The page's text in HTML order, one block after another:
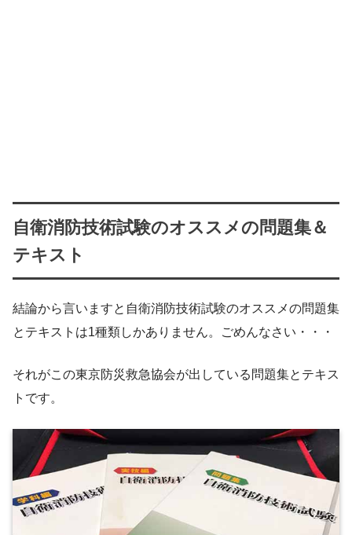
自衛消防技術試験のオススメの問題集＆
テキスト
結論から言いますと自衛消防技術試験のオススメの問題集
とテキストは1種類しかありません。ごめんなさい・・・
それがこの東京防災救急協会が出している問題集とテキス
トです。